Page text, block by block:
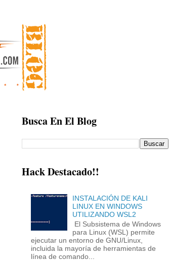
Busca En El Blog
Hack Destacado!!
INSTALACIÓN DE KALI
LINUX EN WINDOWS
UTILIZANDO WSL2
El Subsistema de Windows
para Linux (WSL) permite
ejecutar un entorno de GNU/Linux,
incluida la mayoría de herramientas de
línea de comando...